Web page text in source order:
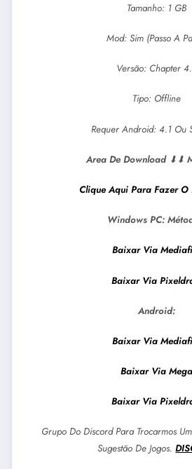
Tamanho: 1 GB
Mod: Sim (Passo A
Versão: Chapter
Tipo: Offline
Requer Android: 4.1 Ou
Area De Download⬇⬇
Clique Aqui Para Fazer
Windows PC:
Baixar Via
Baixar Via
Android:
Baixar Via
Baixar Via Mega
Baixar Via
Grupo Do Discord Para Trocarmos
Sugestão De Jogos.